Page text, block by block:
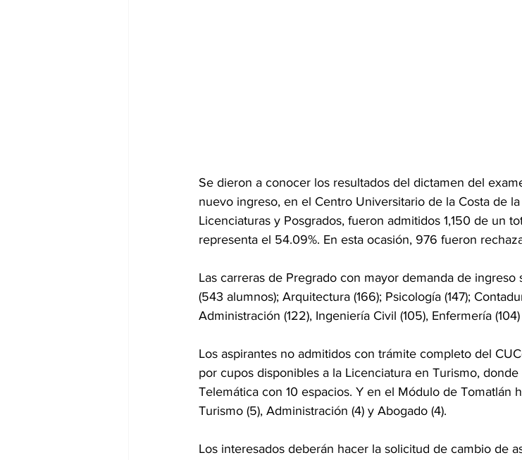
Se dieron a conocer los resultados del dictamen del
nuevo ingreso, en el Centro Universitario de la Costa de
Licenciaturas y Posgrados, fueron admitidos 1,150 de un
representa el 54.09%. En esta ocasión, 976 fueron
Las carreras de Pregrado con mayor demanda de
(543 alumnos); Arquitectura (166); Psicología (147);
Administración (122), Ingeniería Civil (105), Enfermería
Los aspirantes no admitidos con trámite completo del
por cupos disponibles a la Licenciatura en Turismo,
Telemática con 10 espacios. Y en el Módulo de Tomatlán
Turismo (5), Administración (4) y Abogado (4).
Los interesados deberán hacer la solicitud de cambio de